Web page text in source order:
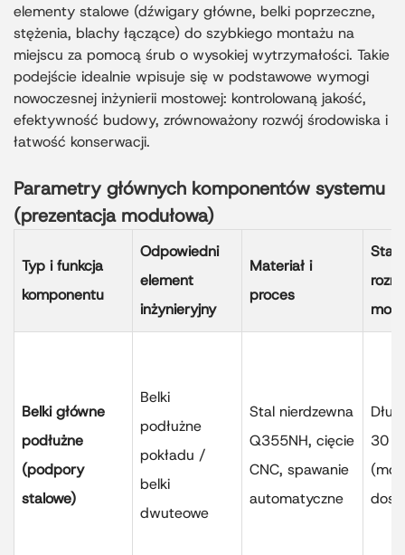
elementy stalowe (dźwigary główne, belki poprzeczne,
stężenia, blachy łączące) do szybkiego montażu na
miejscu za pomocą śrub o wysokiej wytrzymałości. Takie
podejście idealnie wpisuje się w podstawowe wymogi
nowoczesnej inżynierii mostowej: kontrolowaną jakość,
efektywność budowy, zrównoważony rozwój środowiska i
łatwość konserwacji.
Parametry głównych komponentów systemu
(prezentacja modułowa)
Typ i funkcja
komponentu
Odpowiedni
element
inżynieryjny
Materiał i
proces
Belki główne
podłużne
(podpory
stalowe)
Belki
podłużne
pokładu /
belki
dwuteowe
Stal nierdzewna
Q355NH, cięcie
CNC, spawanie
automatyczne
30 m